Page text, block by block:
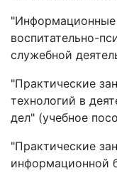
"Информационные
воспитательно-
служебной
"Практические
технологий в
дел" (учебное
"Практические
информационной